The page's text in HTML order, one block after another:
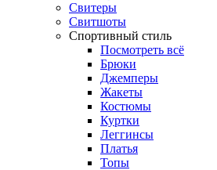
Свитеры
Свитшоты
Спортивный стиль
Посмотреть всё
Брюки
Джемперы
Жакеты
Костюмы
Куртки
Леггинсы
Платья
Топы